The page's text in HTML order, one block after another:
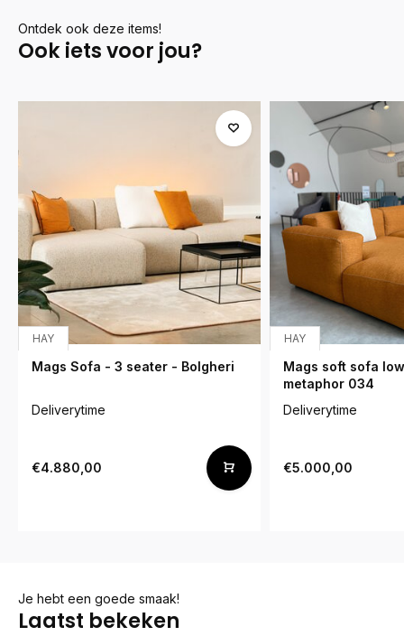
Ontdek ook deze items!
Ook iets voor jou?
HAY
Mags Sofa - 3 seater - Bolgheri
Deliverytime
€4.880,00
HAY
Mags soft sofa
metaphor 034
Deliverytime
€5.000,00
Je hebt een goede smaak!
Laatst bekeken